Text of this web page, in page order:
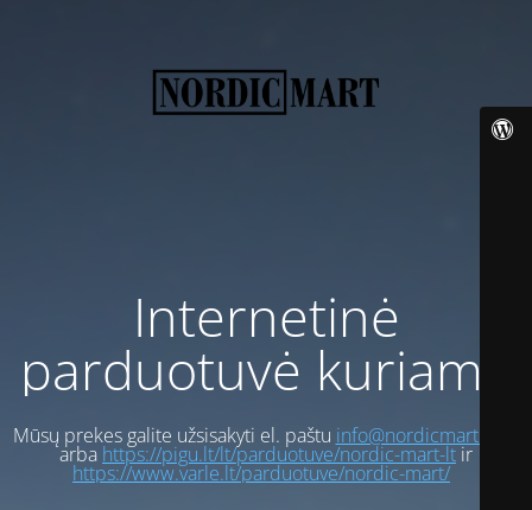
Internetinė
parduotuvė kuriama
Mūsų prekes galite užsisakyti el. paštu info@nordicmart.com
arba https://pigu.lt/lt/parduotuve/nordic-mart-ltir
https://www.varle.lt/parduotuve/nordic-mart/